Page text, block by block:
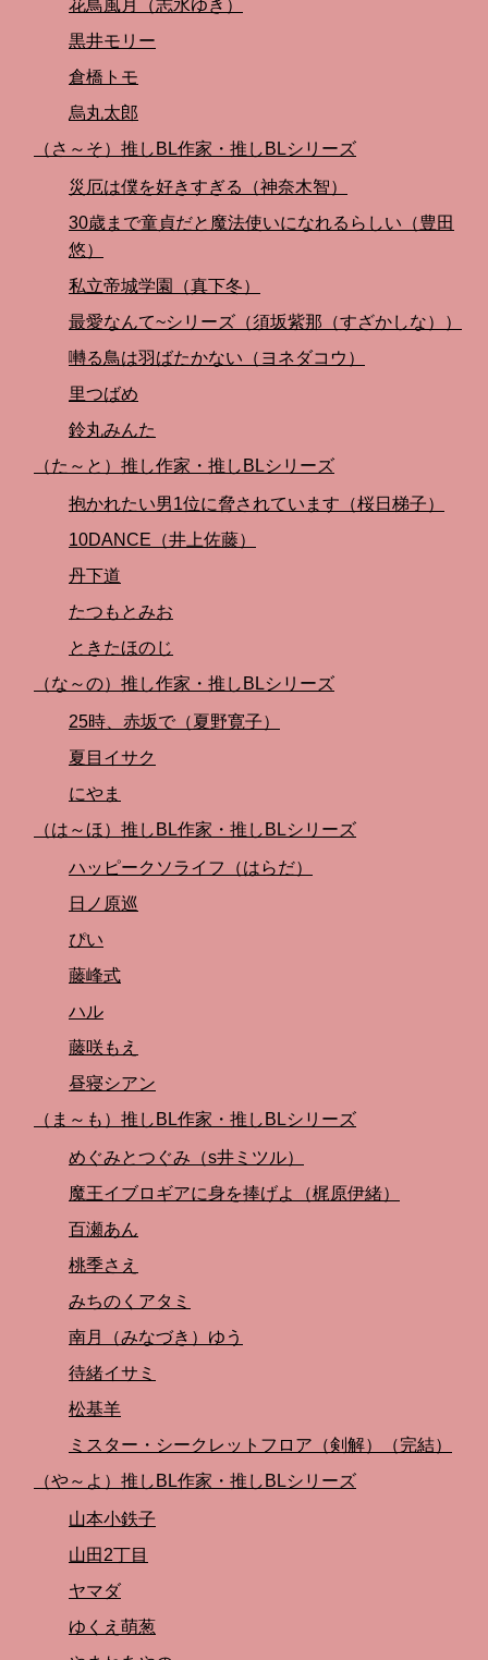
花鳥風月（志水ゆき）
黒井モリー
倉橋トモ
烏丸太郎
（さ～そ）推しBL作家・推しBLシリーズ
災厄は僕を好きすぎる（神奈木智）
30歳まで童貞だと魔法使いになれるらしい（豊田
悠）
私立帝城学園（真下冬）
最愛なんて~シリーズ（須坂紫那（すざかしな））
囀る鳥は羽ばたかない（ヨネダコウ）
里つばめ
鈴丸みんた
（た～と）推し作家・推しBLシリーズ
抱かれたい男1位に脅されています（桜日梯子）
10DANCE（井上佐藤）
丹下道
たつもとみお
ときたほのじ
（な～の）推し作家・推しBLシリーズ
25時、赤坂で（夏野寛子）
夏目イサク
にやま
（は～ほ）推しBL作家・推しBLシリーズ
ハッピークソライフ（はらだ）
日ノ原巡
ぴい
藤峰式
ハル
藤咲もえ
昼寝シアン
（ま～も）推しBL作家・推しBLシリーズ
めぐみとつぐみ（s井ミツル）
魔王イブロギアに身を捧げよ（梶原伊緒）
百瀬あん
桃季さえ
みちのくアタミ
南月（みなづき）ゆう
待緒イサミ
松基羊
ミスター・シークレットフロア（剣解）（完結）
（や～よ）推しBL作家・推しBLシリーズ
山本小鉄子
山田2丁目
ヤマダ
ゆくえ萌葱